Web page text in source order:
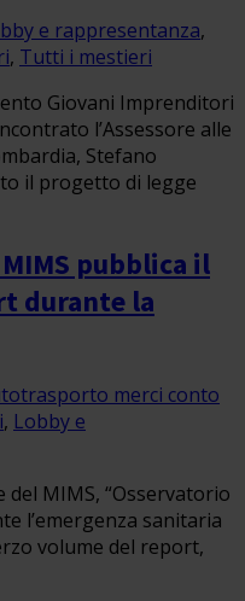
e rappresentanza,
, Tutti i mestieri
Giovani Imprenditori
l’Assessore alle
Stefano
il progetto di legge
pubblica il
durante la
merci conto
, Lobby e
MIMS, “Osservatorio
l’emergenza sanitaria
volume del report,